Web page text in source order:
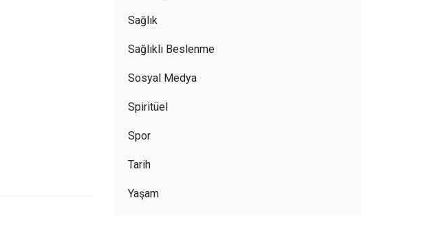
Sağlık
Sağlıklı Beslenme
Sosyal Medya
Spiritüel
Spor
Tarih
Yaşam